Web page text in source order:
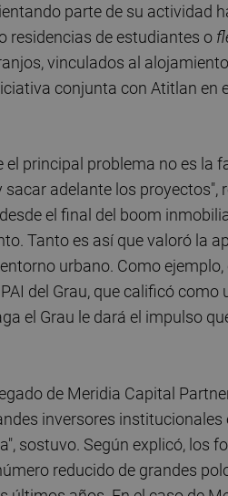
parte de su actividad
residencias de estudiantes o
vinculados al
conjunta con Atitlan en
el principal problema no es la
adelante los proyectos",
el final del boom
Tanto es así que valoró la
urbano. Como
del Grau, que calificó como
el Grau le dará el impulso
de Meridia Capital
inversores institucionales
sostuvo. Según explicó, los
reducido de grandes